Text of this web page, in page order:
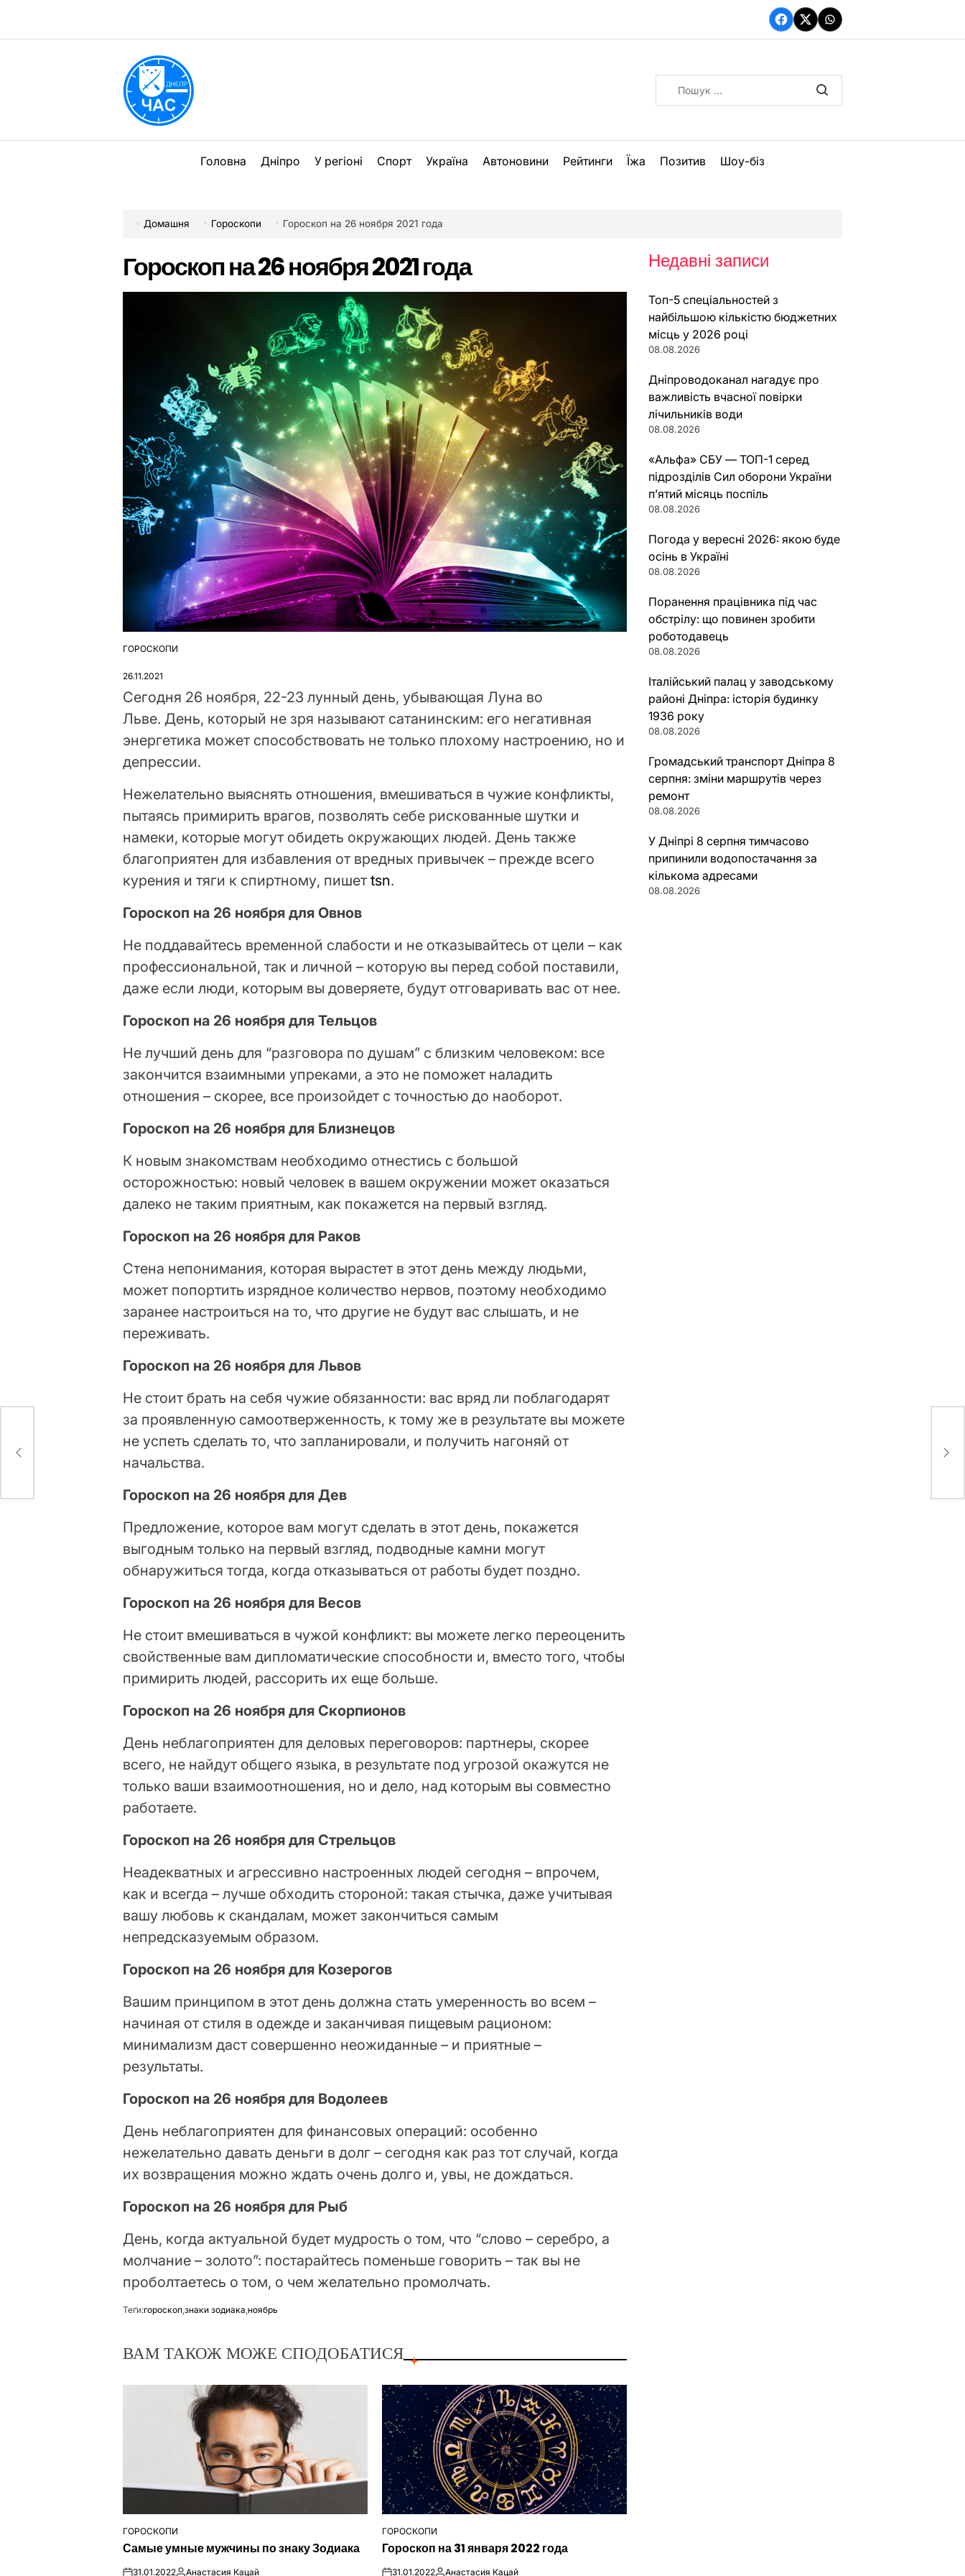
вмісту
Facebook
TwitterWhatsApp
Головна Дніпро У регіоні Спорт Україна Автоновини Рейтинги Їжа Позитив Шоу-біз
Домашня Гороскопи Гороскоп на 26 ноября 2021 года
Гороскоп на 26 ноября 2021 года
ОПУБЛІКУВАТИ
ГОРОСКОПИ
26.11.2021
Сегодня 26 ноября, 22-23 лунный день, убывающая Луна во
Льве. День, который не зря называют сатанинским: его негативная
энергетика может способствовать не только плохому настроению, но и
депрессии.
Нежелательно выяснять отношения, вмешиваться в чужие конфликты,
пытаясь примирить врагов, позволять себе рискованные шутки и
намеки, которые могут обидеть окружающих людей. День также
благоприятен для избавления от вредных привычек – прежде всего
курения и тяги к спиртному, пишетtsn.
Гороскоп на 26 ноября для Овнов
Не поддавайтесь временной слабости и не отказывайтесь от цели – как
профессиональной, так и личной – которую вы перед собой поставили,
даже если люди, которым вы доверяете, будут отговаривать вас от нее.
Гороскоп на 26 ноября для Тельцов
Не лучший день для “разговора по душам” с близким человеком: все
закончится взаимными упреками, а это не поможет наладить
отношения – скорее, все произойдет с точностью до наоборот.
Гороскоп на 26 ноября для Близнецов
К новым знакомствам необходимо отнестись с большой
осторожностью: новый человек в вашем окружении может оказаться
далеко не таким приятным, как покажется на первый взгляд.
Гороскоп на 26 ноября для Раков
Стена непонимания, которая вырастет в этот день между людьми,
может попортить изрядное количество нервов, поэтому необходимо
заранее настроиться на то, что другие не будут вас слышать, и не
переживать.
Гороскоп на 26 ноября для Львов
Не стоит брать на себя чужие обязанности: вас вряд ли поблагодарят
за проявленную самоотверженность, к тому же в результате вы можете
не успеть сделать то, что запланировали, и получить нагоняй от
начальства.
Гороскоп на 26 ноября для Дев
Предложение, которое вам могут сделать в этот день, покажется
выгодным только на первый взгляд, подводные камни могут
обнаружиться тогда, когда отказываться от работы будет поздно.
Гороскоп на 26 ноября для Весов
Не стоит вмешиваться в чужой конфликт: вы можете легко переоценить
свойственные вам дипломатические способности и, вместо того, чтобы
примирить людей, рассорить их еще больше.
Гороскоп на 26 ноября для Скорпионов
День неблагоприятен для деловых переговоров: партнеры, скорее
всего, не найдут общего языка, в результате под угрозой окажутся не
только ваши взаимоотношения, но и дело, над которым вы совместно
работаете.
Гороскоп на 26 ноября для Стрельцов
Неадекватных и агрессивно настроенных людей сегодня – впрочем,
как и всегда – лучше обходить стороной: такая стычка, даже учитывая
вашу любовь к скандалам, может закончиться самым
непредсказуемым образом.
Гороскоп на 26 ноября для Козерогов
Вашим принципом в этот день должна стать умеренность во всем –
начиная от стиля в одежде и заканчивая пищевым рационом:
минимализм даст совершенно неожиданные – и приятные –
результаты.
Гороскоп на 26 ноября для Водолеев
День неблагоприятен для финансовых операций: особенно
нежелательно давать деньги в долг – сегодня как раз тот случай, когда
их возвращения можно ждать очень долго и, увы, не дождаться.
Гороскоп на 26 ноября для Рыб
День, когда актуальной будет мудрость о том, что “слово – серебро, а
молчание – золото”: постарайтесь поменьше говорить – так вы не
проболтаетесь о том, о чем желательно промолчать.
Теґи:гороскоп,знаки зодиака,ноябрь
ВАМ ТАКОЖ МОЖЕ СПОДОБАТИСЯ
ОПУБЛІКУВАТИ
У
ГОРОСКОПИ
Самые умные мужчины по знаку Зодиака
31.01.2022 Анастасия Кацай
ОПУБЛІКУВАТИ
ГОРОСКОПИ
Гороскоп на 31 января 2022 года
31.01.2022 Анастасия Кацай
Недавні записи
Топ-5 спеціальностей з
найбільшою кількістю бюджетних
місць у 2026 році
08.08.2026
Дніпроводоканал нагадує про
важливість вчасної повірки
лічильників води
08.08.2026
«Альфа» СБУ — ТОП-1 серед
підрозділів Сил оборони України
п’ятий місяць поспіль
08.08.2026
Погода у вересні 2026: якою буде
осінь в Україні
08.08.2026
Поранення працівника під час
обстрілу: що повинен зробити
роботодавець
08.08.2026
Італійський палац у заводському
районі Дніпра: історія будинку
1936 року
08.08.2026
Громадський транспорт Дніпра 8
серпня: зміни маршрутів через
ремонт
08.08.2026
У Дніпрі 8 серпня тимчасово
припинили водопостачання за
кількома адресами
08.08.2026